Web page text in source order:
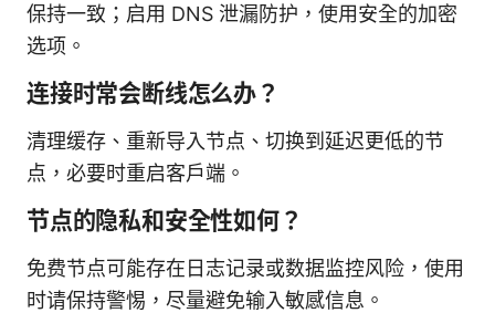
保持一致；启用 DNS 泄漏防护，使用安全的加密
选项。
连接时常会断线怎么办？
清理缓存、重新导入节点、切换到延迟更低的节
点，必要时重启客户端。
节点的隐私和安全性如何？
免费节点可能存在日志记录或数据监控风险，使用
时请保持警惕，尽量避免输入敏感信息。